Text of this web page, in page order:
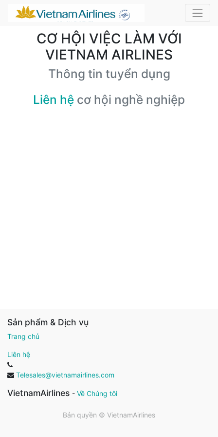
CƠ HỘI VIỆC LÀM VỚI
VIETNAM AIRLINES
Thông tin tuyển dụng
Liên hệ cơ hội nghề nghiệp
Sản phẩm & Dịch vụ
Trang chủ
Liên hệ
Telesales@vietnamairlines.com
VietnamAirlines - Về Chúng tôi
Bản quyền © VietnamAirlines